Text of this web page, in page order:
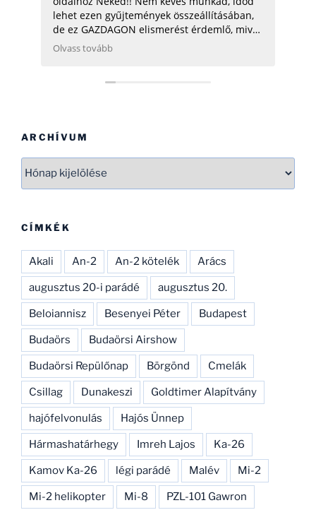
lehet ezen gyűjtemények összeállításában,
de ez GAZDAGON elismerést érdemlő, mivel
ezen adatok összegyűjtése, rendszerezése
helikopterrel (MI2) kapcsolatban tudok
Olvass tovább
ARCHÍVUM
CÍMKÉK
Akali An-2 An-2 kötelék Arács
augusztus 20-i parádé augusztus 20.
Beloiannisz Besenyei Péter Budapest
Budaörs Budaörsi Airshow
Budaörsi Repülőnap Börgönd Cmelák
Csillag Dunakeszi Goldtimer Alapítvány
hajófelvonulás Hajós Ünnep
Hármashatárhegy Imreh Lajos Ka-26
Kamov Ka-26 légi parádé Malév Mi-2
Mi-2 helikopter Mi-8 PZL-101 Gawron